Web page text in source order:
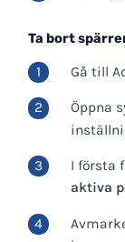
Ta bort
Gå till
Öppna
I första
aktiva